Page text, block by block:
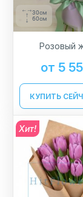
30см
60см
Розовый
от 5
КУПИТЬ
Хит!